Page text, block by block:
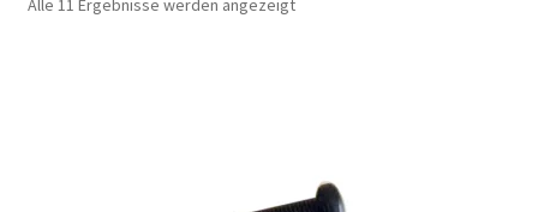
Alle 11 Ergebnisse werden angezeigt